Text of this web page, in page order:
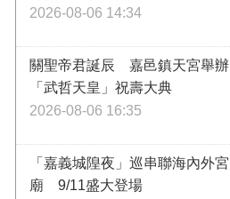
2026-08-06 14:34
關聖帝君誕辰 嘉邑鎮天宮舉辦
「武哲天皇」祝壽大典
2026-08-06 16:35
「嘉義城隍夜」巡串聯海內外宮
廟 9/11盛大登場